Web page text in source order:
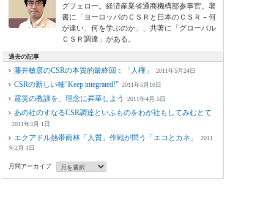
グフェロー。経済産業省通商機構部参事官。著
書に「ヨーロッパのＣＳＲと日本のＣＳＲ－何
が違い、何を学ぶのか」、共著に「グローバル
ＣＳＲ調達」がある。
過去の記事
藤井敏彦のCSRの本質的最終回：「人権」 2011年5月24日
CSRの新しい軸"Keep integrated!" 2011年5月10日
震災の教訓を、理念に昇華しよう 2011年4月 5日
あの社のすなるCSR調達といふものをわが社もしてみむとて
2011年3月 1日
エクアドル熱帯雨林「人質」作戦が問う「エコとカネ」 2011
年2月 1日
月間アーカイブ